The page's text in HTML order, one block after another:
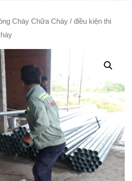
Cháy Chữa Cháy / điều kiện thi